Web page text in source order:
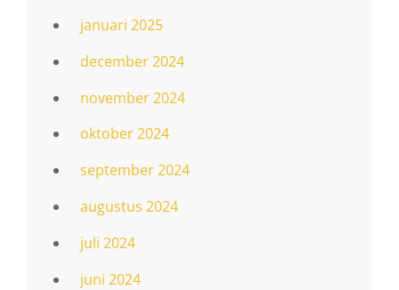
januari 2025
december 2024
november 2024
oktober 2024
september 2024
augustus 2024
juli 2024
juni 2024